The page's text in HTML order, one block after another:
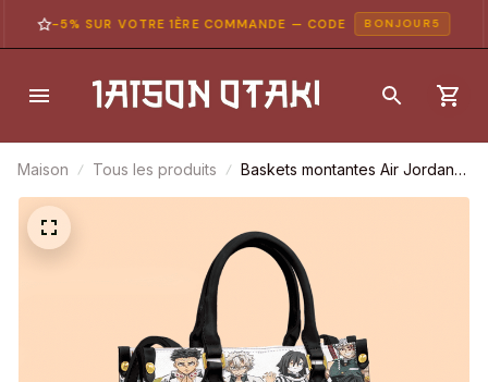
-5% SUR VOTRE 1ÈRE COMMANDE — CODE BONJOUR5
Maison Tous les produits
Baskets montantes Air Jordan
Tanjiro (Eau & Soleil) –
Slayer